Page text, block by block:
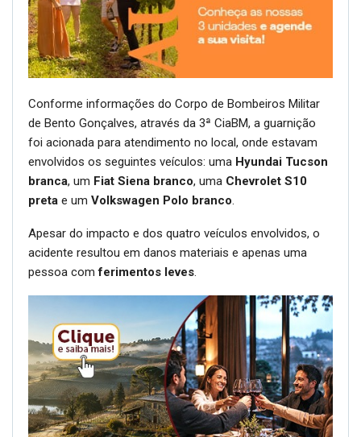
Conforme informações do Corpo de Bombeiros Militar
de Bento Gonçalves, através da 3ª CiaBM, a guarnição
foi acionada para atendimento no local, onde estavam
envolvidos os seguintes veículos: uma Hyundai Tucson
branca, um Fiat Siena branco, uma Chevrolet S10
preta e um Volkswagen Polo branco.
Apesar do impacto e dos quatro veículos envolvidos, o
acidente resultou em danos materiais e apenas uma
pessoa comferimentos leves.